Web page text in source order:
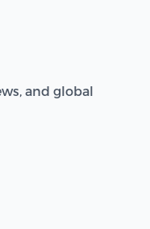
and global